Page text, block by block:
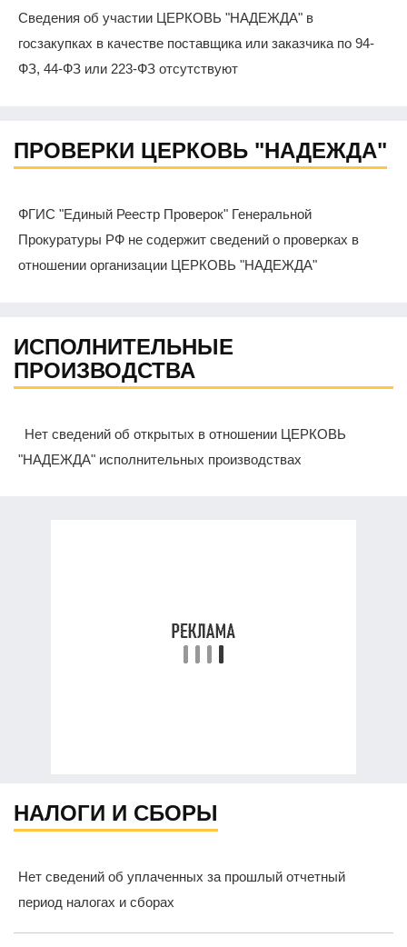
Сведения об участии ЦЕРКОВЬ "НАДЕЖДА" в
госзакупках в качестве поставщика или заказчика по 94-
ФЗ, 44-ФЗ или 223-ФЗ отсутствуют
ПРОВЕРКИ ЦЕРКОВЬ "НАДЕЖДА"
ФГИС "Единый Реестр Проверок" Генеральной
Прокуратуры РФ не содержит сведений о проверках в
отношении организации ЦЕРКОВЬ "НАДЕЖДА"
ИСПОЛНИТЕЛЬНЫЕ
ПРОИЗВОДСТВА
Нет сведений об открытых в отношении ЦЕРКОВЬ
"НАДЕЖДА" исполнительных производствах
НАЛОГИ И СБОРЫ
Нет сведений об уплаченных за прошлый отчетный
период налогах и сборах